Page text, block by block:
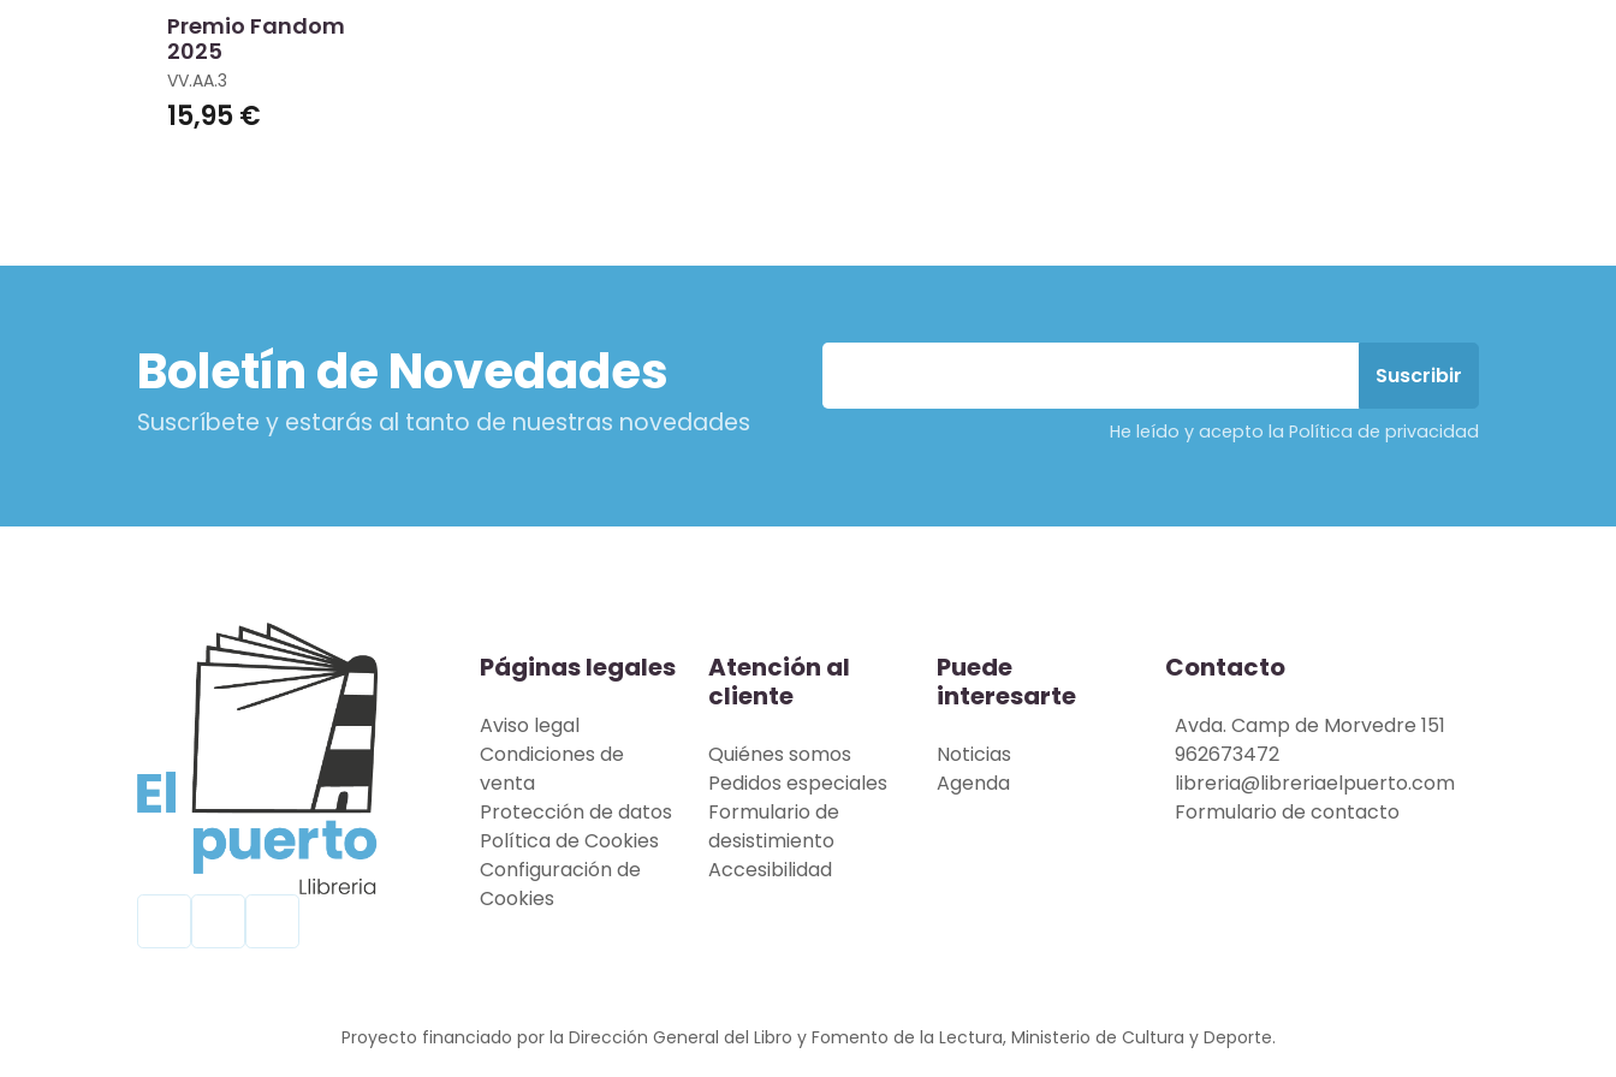
Premio Fandom
2025
VV.AA.3
15,95 €
Boletín de Novedades
Suscríbete y estarás al tanto de nuestras novedades He leído y acepto la Política de privacidad
Páginas legales
Aviso legal
Condiciones de
venta
Protección de datos
Política de Cookies
Configuración de
Cookies
Atención al
cliente
Quiénes somos
Pedidos especiales
Formulario de
desistimiento
Accesibilidad
Puede
interesarte
Noticias
Agenda
Contacto
Avda. Camp de Morvedre 151
962673472
libreria@libreriaelpuerto.com
Formulario de contacto
Proyecto financiado por la Dirección General del Libro y Fomento de la Lectura, Ministerio de Cultura y Deporte.